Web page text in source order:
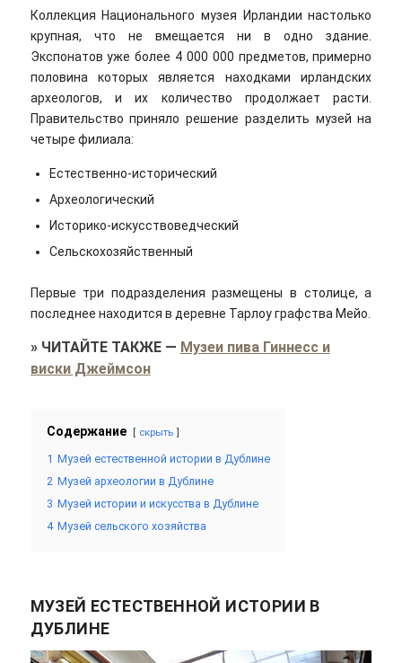
Коллекция Национального музея Ирландии настолько
крупная, что не вмещается ни в одно здание.
Экспонатов уже более 4 000 000 предметов, примерно
половина которых является находками ирландских
археологов, и их количество продолжает расти.
Правительство приняло решение разделить музей на
четыре филиала:
Естественно-исторический
Археологический
Историко-искусствоведческий
Сельскохозяйственный
Первые три подразделения размещены в столице, а
последнее находится в деревне Тарлоу графства Мейо.
» ЧИТАЙТЕ ТАКЖЕ— Музеи пива Гиннесс и
виски Джеймсон
Содержание скрыть
1 Музей естественной истории в Дублине
2 Музей археологии в Дублине
3 Музей истории и искусства в Дублине
4 Музей сельского хозяйства
МУЗЕЙ ЕСТЕСТВЕННОЙ ИСТОРИИ В
ДУБЛИНЕ